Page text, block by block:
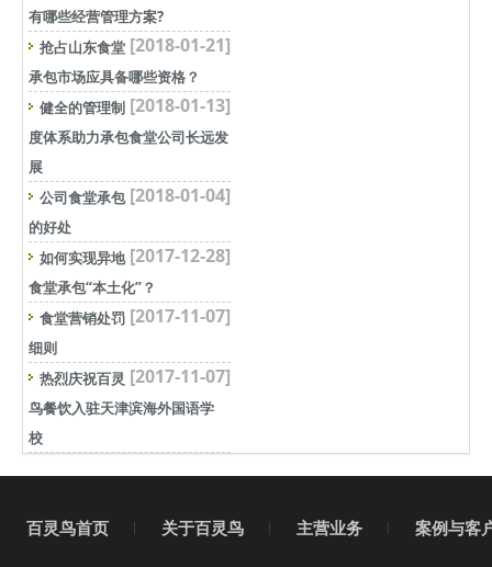
有哪些经营管理方案?
[2018-01-21]
抢占山东食堂
承包市场应具备哪些资格？
[2018-01-13]
健全的管理制
度体系助力承包食堂公司长远发
展
[2018-01-04]
公司食堂承包
的好处
[2017-12-28]
如何实现异地
食堂承包“本土化”？
[2017-11-07]
食堂营销处罚
细则
[2017-11-07]
热烈庆祝百灵
鸟餐饮入驻天津滨海外国语学
校
百灵鸟首页 关于百灵鸟 主营业务 案例与客